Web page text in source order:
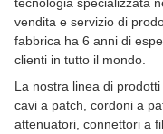
vendita e servizio di
fabbrica ha 6 anni di
clienti in tutto il mondo.
La nostra linea di
cavi a patch, cordoni a
attenuatori, connettori a